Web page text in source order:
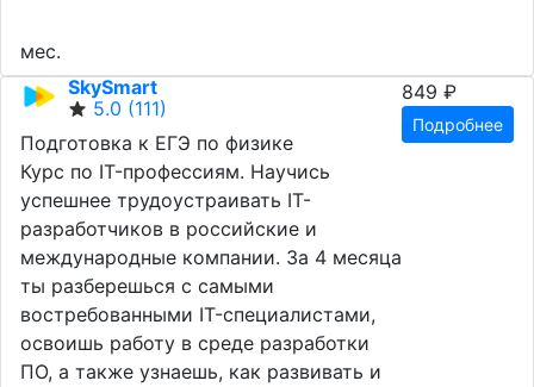
мес.
SkySmart
5.0 (111)
Подготовка к ЕГЭ по физике
Курс по IT-профессиям. Научись
успешнее трудоустраивать IT-
разработчиков в российские и
международные компании. За 4 месяца
ты разберешься с самыми
востребованными IT-специалистами,
освоишь работу в среде разработки
ПО, а также узнаешь, как развивать и
849 ₽
Подробнее